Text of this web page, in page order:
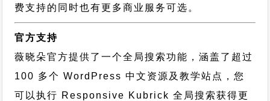
费支持的同时也有更多商业服务可选。
官方支持
薇晓朵官方提供了一个全局搜索功能，涵盖了超过
100 多个 WordPress 中文资源及教学站点，您
可以执行 Responsive Kubrick 全局搜索获得更